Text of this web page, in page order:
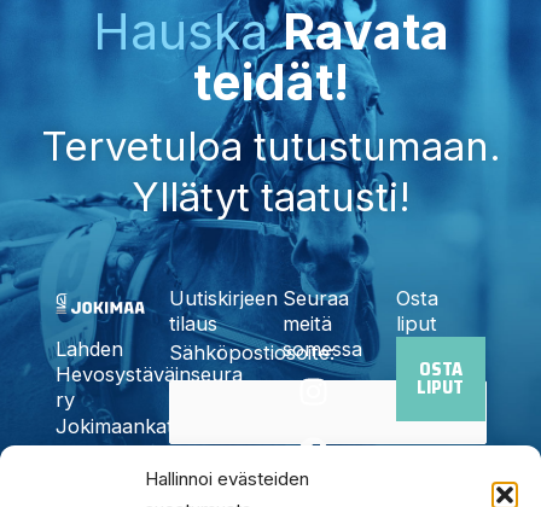
Hallinnoi evästeiden
HauskaRavata
teidät!
Tervetuloa tutustumaan.
Yllätyt taatusti!
Lahden
Hevosystäväinseura
ry
Jokimaankatu
6, 15700
Uutiskirjeen
tilaus
Sähköpostiosoite:
Kyllä,
Seuraa
meitä
somessa
I
s
F
c
X
t
Y
u
T
k
Osta
liput
OSTA
LIPUT